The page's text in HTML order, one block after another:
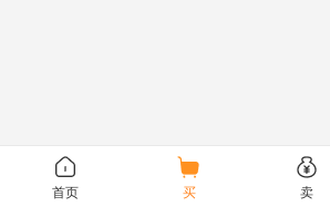
首页 买 卖